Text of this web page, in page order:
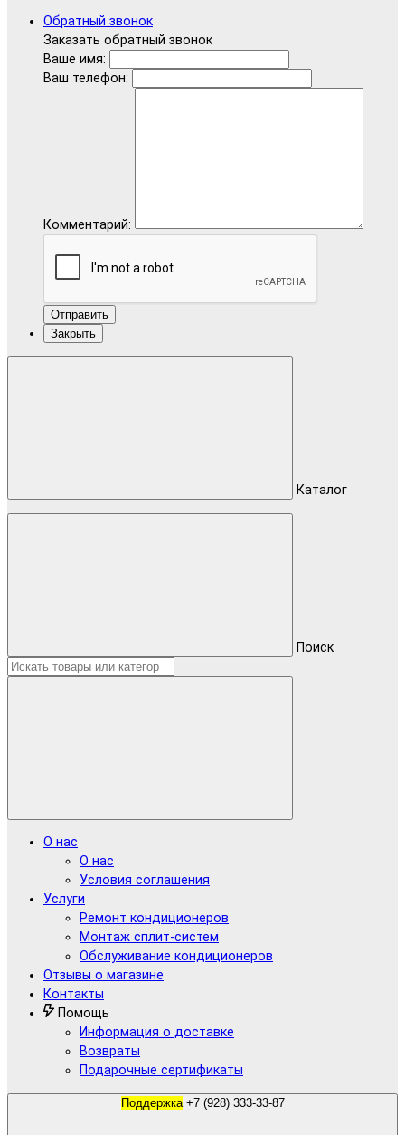
Обратный звонок
Заказать обратный звонок
Ваше имя:
Ваш телефон:
Комментарий:
Отправить
Закрыть
Каталог
Поиск
О нас
О нас
Условия соглашения
Услуги
Ремонт кондиционеров
Монтаж сплит-систем
Обслуживание кондиционеров
Отзывы о магазине
Контакты
Помощь
Информация о доставке
Возвраты
Подарочные сертификаты
Поддержка +7 (928) 333-33-87